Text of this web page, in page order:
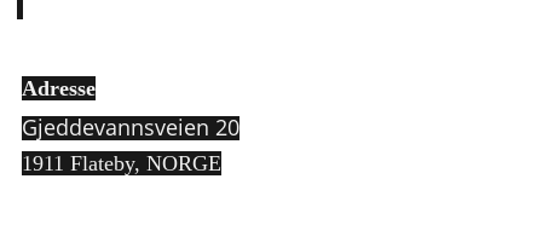
Adresse
Gjeddevannsveien 20
1911 Flateby, NORGE